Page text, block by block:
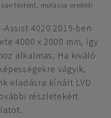
történt, mutassa eredeti
Assist 4020 2019-ben
4000 x 2000 mm, így
alkalmas. Ha kiváló
vágyik,
eladásra kínált LVD
részletekért